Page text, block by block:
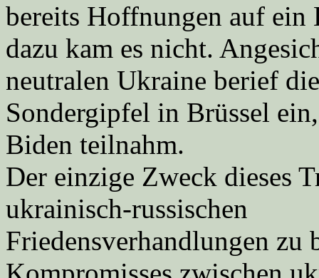
bereits Hoffnungen auf ein
dazu kam es nicht.
neutralen Ukraine berief
Sondergipfel in Brüssel
Biden teilnahm.
Der einzige Zweck dieses
ukrainisch-russischen
Friedensverhandlungen zu